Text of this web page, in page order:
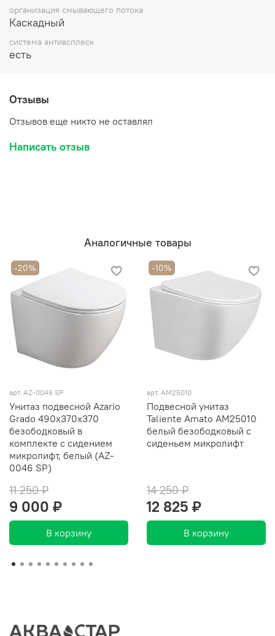
организация смывающего потока
Каскадный
система антивсплеск
есть
Отзывы
Отзывов еще никто не оставлял
Написать отзыв
Аналогичные товары
-20%
арт. AZ-0046 SP
Унитаз подвесной Azario
Grado 490х370х370
безободковый в
комплекте с сидением
микролифт, белый (AZ-
0046 SP)
11 250 ₽
9 000 ₽
В корзину
-10%
арт. AM25010
Подвесной унитаз
Taliente Amato AM25010
белый безободковый с
сиденьем микролифт
14 250 ₽
12 825 ₽
В корзину